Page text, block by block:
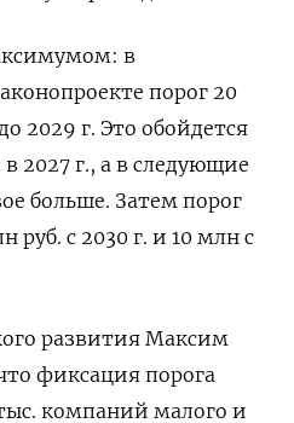
в
порог 20
2029 г. Это обойдется
2027 г., а в следующие
больше. Затем порог
руб. с 2030 г. и 10 млн с
развития Максим
фиксация порога
компаний малого и